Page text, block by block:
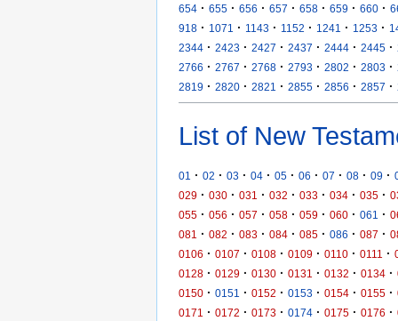
654 · 655 · 656 · 657 · 658 · 659 · 660 ·
918 · 1071 · 1143 · 1152 · 1241 · 1253 ·
2344 · 2423 · 2427 · 2437 · 2444 · 2445 ·
2766 · 2767 · 2768 · 2793 · 2802 · 2803 ·
2819 · 2820 · 2821 · 2855 · 2856 · 2857 ·
List of New
01 · 02 · 03 · 04 · 05 · 06 · 07 · 08 · 09 ·
029 · 030 · 031 · 032 · 033 · 034 · 035 ·
055 · 056 · 057 · 058 · 059 · 060 · 061 ·
081
· 082 · 083 · 084 · 085 · 086 · 087 ·
0106 · 0107 · 0108 · 0109 · 0110 · 0111 ·
0128 · 0129 · 0130 · 0131 · 0132 · 0134 ·
0150 · 0151 · 0152 · 0153 · 0154 · 0155 ·
0171
· 0172 · 0173 · 0174 · 0175 · 0176 ·